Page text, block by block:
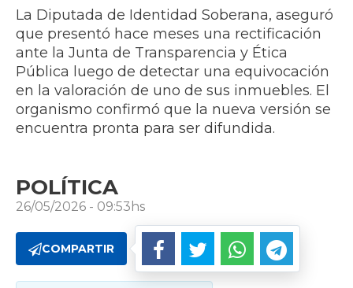
La Diputada de Identidad Soberana, aseguró
que presentó hace meses una rectificación
ante la Junta de Transparencia y Ética
Pública luego de detectar una equivocación
en la valoración de uno de sus inmuebles. El
organismo confirmó que la nueva versión se
encuentra pronta para ser difundida.
POLÍTICA
26/05/2026 - 09:53hs
COMPARTIR